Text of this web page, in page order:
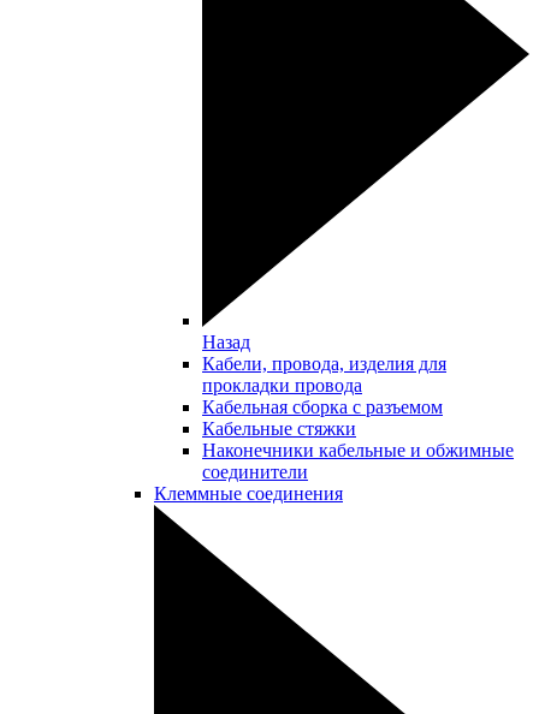
Назад
Кабели, провода, изделия для
прокладки провода
Кабельная сборка с разъемом
Кабельные стяжки
Наконечники кабельные и обжимные
соединители
Клеммные соединения